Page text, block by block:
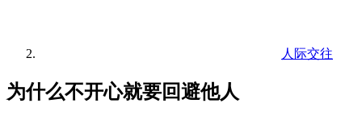
人际交往
为什么不开心就要回避他人